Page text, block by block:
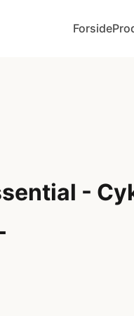
Forside
-